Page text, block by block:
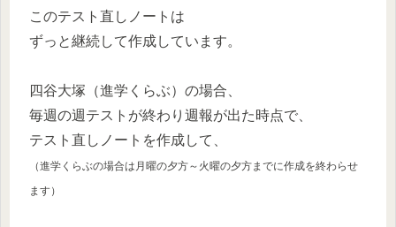
このテスト直しノートは
ずっと継続して作成しています。
四谷大塚（進学くらぶ）の場合、
毎週の週テストが終わり週報が出た時点で、
テスト直しノートを作成して、
（進学くらぶの場合は月曜の夕方～火曜の夕方までに作成を終わらせ
ます）